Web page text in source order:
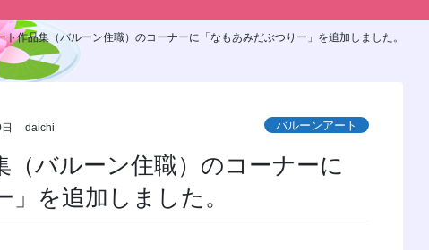
ト作品集（バルーン住職）のコーナーに「なもあみだぶつりー」を追加しました。
daichi バルーンアート
（バルーン住職）のコーナーに
」を追加しました。